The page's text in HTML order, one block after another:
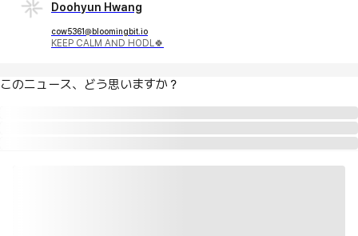
Doohyun Hwang
cow5361@bloomingbit.io
KEEP CALM AND HODL🍀
このニュース、どう思いますか？